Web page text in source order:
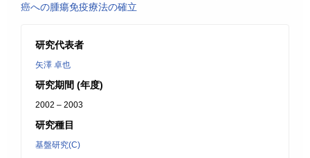
癌への腫瘍免疫療法の確立
研究代表者
矢澤 卓也
研究期間 (年度)
2002 – 2003
研究種目
基盤研究(C)